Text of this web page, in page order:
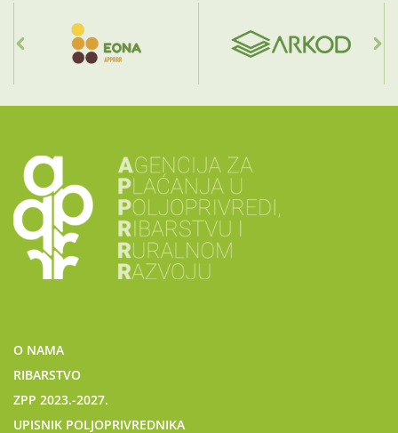
O NAMA
RIBARSTVO
ZPP 2023.-2027.
UPISNIK POLJOPRIVREDNIKA